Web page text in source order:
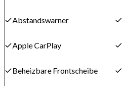
Abstandswarner
Apple CarPlay
Beheizbare Frontscheibe